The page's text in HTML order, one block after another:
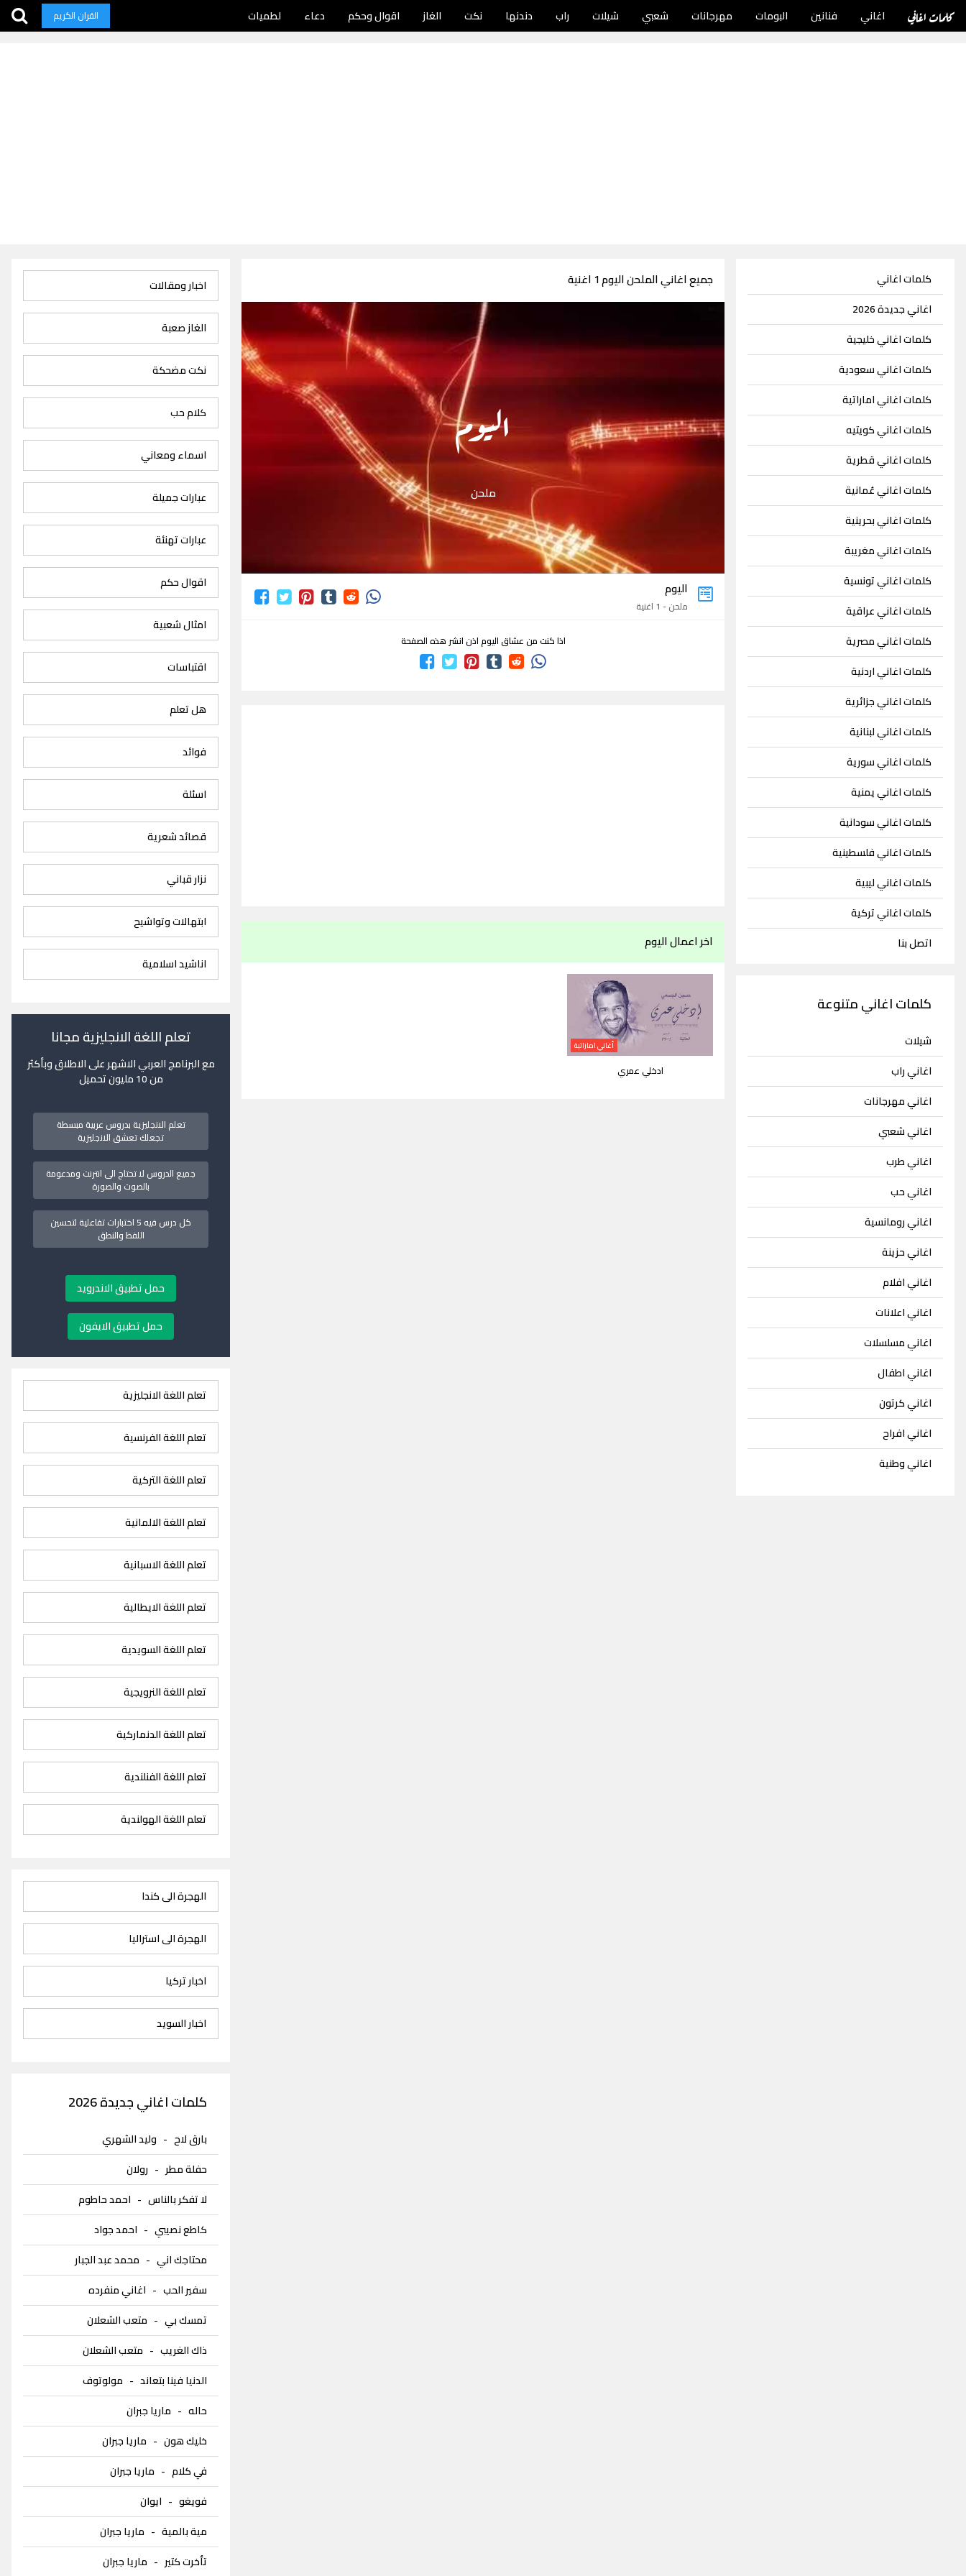
كلمات اغاني اغاني فنانين البومات مهرجانات شعبي شيلات راب دندنها نكت الغاز اقوال وحكم دعاء لطميات القران الكريم
كلمات اغاني
اغاني جديدة 2026
كلمات اغاني خليجية
كلمات اغاني سعودية
كلمات اغاني اماراتية
كلمات اغاني كويتيه
كلمات اغاني قطرية
كلمات اغاني عُمانية
كلمات اغاني بحرينية
كلمات اغاني مغريبة
كلمات اغاني تونسية
كلمات اغاني عراقية
كلمات اغاني مصرية
كلمات اغاني اردنية
كلمات اغاني جزائرية
كلمات اغاني لبنانية
كلمات اغاني سورية
كلمات اغاني يمنية
كلمات اغاني سودانية
كلمات اغاني فلسطينية
كلمات اغاني ليبية
كلمات اغاني تركية
اتصل بنا
كلمات اغاني متنوعة
شيلات
اغاني راب
اغاني مهرجانات
اغاني شعبي
اغاني طرب
اغاني حب
اغاني رومانسية
اغاني حزينة
اغاني افلام
اغاني اعلانات
اغاني مسلسلات
اغاني اطفال
اغاني كرتون
اغاني افراح
اغاني وطنية
جميع اغاني الملحن اليوم 1 اغنية
اليوم
ملحن
اليوم
ملحن - 1 اغنية
اذا كنت من عشاق اليوم اذن انشر هذه الصفحة
اخر اعمال اليوم
أغاني اماراتية
ادخلي عمري
اخبار ومقالات
الغاز صعبة
نكت مضحكة
كلام حب
اسماء ومعاني
عبارات جميلة
عبارات تهنئة
اقوال حكم
امثال شعبية
اقتباسات
هل تعلم
فوائد
اسئلة
قصائد شعرية
نزار قباني
ابتهالات وتواشيح
اناشيد اسلامية
تعلم اللغة الانجليزية مجانا
مع البرنامج العربي الاشهر على الاطلاق وبأكثر
من 10 مليون تحميل
تعلم الانجليزية بدروس عربية مبسطة
تجعلك تعشق الانجليزية
جميع الدروس لا تحتاج الى انترنت ومدعومة
بالصوت والصورة
كل درس فيه 5 اختبارات تفاعلية لتحسين
اللفظ والنطق
حمل تطبيق الاندرويد
حمل تطبيق الايفون
تعلم اللغة الانجليزية
تعلم اللغة الفرنسية
تعلم اللغة التركية
تعلم اللغة الالمانية
تعلم اللغة الاسبانية
تعلم اللغة الايطالية
تعلم اللغة السويدية
تعلم اللغة النرويجية
تعلم اللغة الدنماركية
تعلم اللغة الفنلندية
تعلم اللغة الهولندية
الهجرة الى كندا
الهجرة الى استراليا
اخبار تركيا
اخبار السويد
كلمات اغاني جديدة 2026
بارق لاح- وليد الشهري
حفلة مطر - رولان
لا تفكر بالناس- احمد حاطوم
كاطع نصيبي- احمد جواد
محتاجك اني- محمد عبد الجبار
سفير الحب- اغاني منفرده
تمسك بي- متعب الشعلان
ذاك الغريب- متعب الشعلان
الدنيا فينا بتعاند- مولوتوف
حاله- ماريا جبران
خليك هون- ماريا جبران
في كلام- ماريا جبران
فويغو- ايوان
مية بالمية- ماريا جبران
تأخرت كتير - ماريا جبران